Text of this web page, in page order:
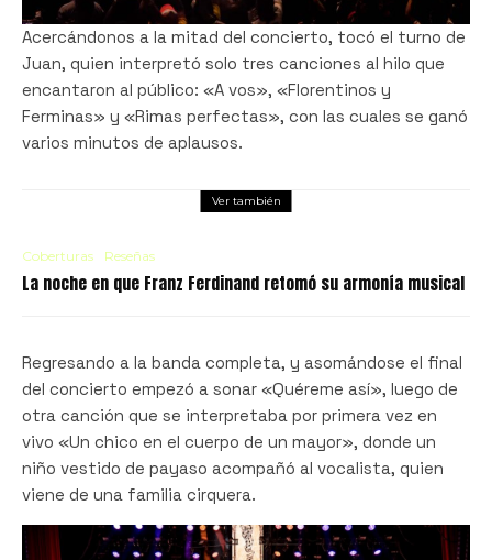
Acercándonos a la mitad del concierto, tocó el turno de
Juan, quien interpretó solo tres canciones al hilo que
encantaron al público: «A vos», «Florentinos y
Ferminas» y «Rimas perfectas», con las cuales se ganó
varios minutos de aplausos.
Ver también
Coberturas Reseñas
La noche en que Franz Ferdinand retomó su armonía musical
Regresando a la banda completa, y asomándose el final
del concierto empezó a sonar «Quéreme así», luego de
otra canción que se interpretaba por primera vez en
vivo «Un chico en el cuerpo de un mayor», donde un
niño vestido de payaso acompañó al vocalista, quien
viene de una familia cirquera.